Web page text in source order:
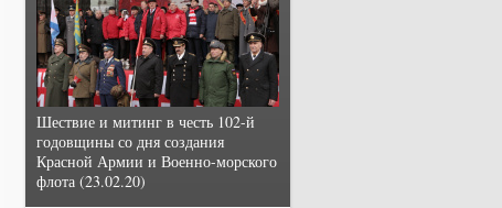
Шествие и митинг в честь 102-й
годовщины со дня создания
Красной Армии и Военно-морского
флота (23.02.20)